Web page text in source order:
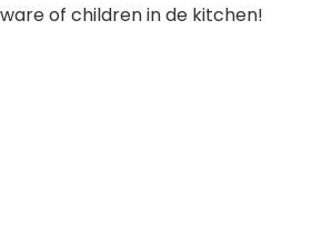
of children in de kitchen!